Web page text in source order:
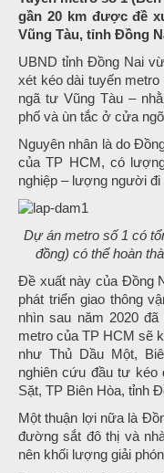
gần 20 km được đề
Vũng Tàu, tỉnh Đồng
UBND tỉnh Đồng Nai
xét kéo dài tuyến
ngã tư Vũng Tàu –
phố và ùn tắc ở cửa
Nguyên nhân là do
của TP HCM, có
nghiệp – lượng người
Dự án metro số 1 có
đồng) có thể hoàn
Đề xuất này của Đồng
phát triển giao thông
nhìn sau năm 2020
metro của TP HCM sẽ
như Thủ Dầu Một,
nghiên cứu đầu tư kéo
Sặt, TP Biên Hòa, tỉnh
Một thuận lợi nữa là
đường sắt đô thị và
nên khối lượng giải